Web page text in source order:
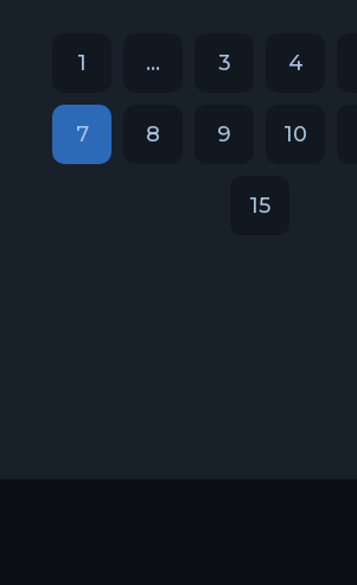
1 ... 3 4
7 8 9 10
15